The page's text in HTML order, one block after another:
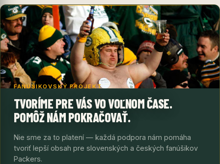
FANÚŠIKOVSKÝ PROJEKT
TVORÍME PRE VÁS VO VOĽNOM ČASE.
POMÔŽ NÁM POKRAČOVAŤ.
Nie sme za to platení — každá podpora nám pomáha
tvoriť lepší obsah pre slovenských a českých fanúšikov
Packers.